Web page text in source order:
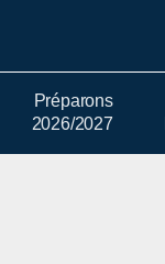
Préparons
2026/2027